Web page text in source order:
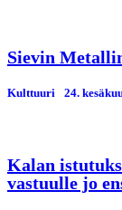
Sievin
Kulttuuri 24.
Kalan
vastuulle jo